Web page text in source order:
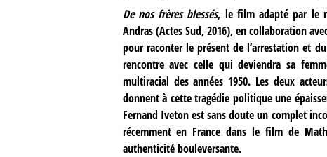
De nos frères blessés, le film adapté par le
Andras (Actes Sud, 2016), en collaboration
pour raconter le présent de l’arrestation et
rencontre avec celle qui deviendra sa
multiracial des années 1950. Les deux
donnent à cette tragédie politique une
Fernand Iveton est sans doute un complet
récemment en France dans le film de
authenticité bouleversante.